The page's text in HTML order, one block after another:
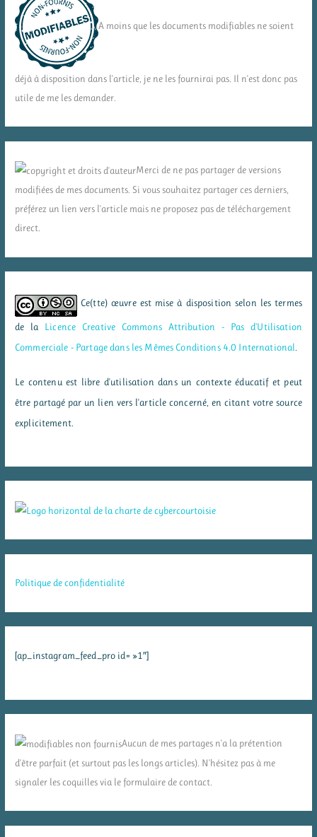
A moins que les documents modifiables ne soient
déjà à disposition dans l'article, je ne les fournirai pas. Il n'est donc pas
utile de me les demander.
Merci de ne pas partager de versions
modifiées de mes documents. Si vous souhaitez partager ces derniers,
préférez un lien vers l'article mais ne proposez pas de téléchargement
direct.
Ce(tte) œuvre est mise à disposition selon les termes
de la Licence Creative Commons Attribution - Pas d’Utilisation
Commerciale - Partage dans les Mêmes Conditions 4.0 International
Le contenu est libre d'utilisation dans un contexte éducatif et peut
être partagé par un lien vers l'article concerné, en citant votre source
explicitement.
Politique de confidentialité
[ap_instagram_feed_pro id= »1″]
Aucun de mes partages n'a la prétention
d'être parfait (et surtout pas les longs articles). N'hésitez pas à me
signaler les coquilles via le formulaire de contact.